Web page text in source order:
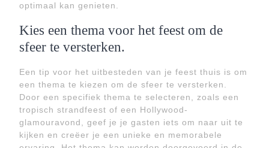
optimaal kan genieten.
Kies een thema voor het feest om de
sfeer te versterken.
Een tip voor het uitbesteden van je feest thuis is om
een thema te kiezen om de sfeer te versterken.
Door een specifiek thema te selecteren, zoals een
tropisch strandfeest of een Hollywood-
glamouravond, geef je je gasten iets om naar uit te
kijken en creëer je een unieke en memorabele